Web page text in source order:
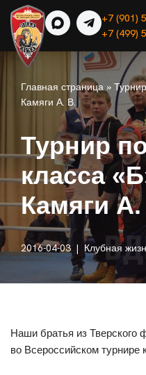
Перейти
к
содержимому
+7 (901)
+7 (499)
Главная страница»
Камяги А. В.
Турнир
класса
Камяги
2016-04-03 Клубная
Наши братья из Тверского
во Всероссийском турнире